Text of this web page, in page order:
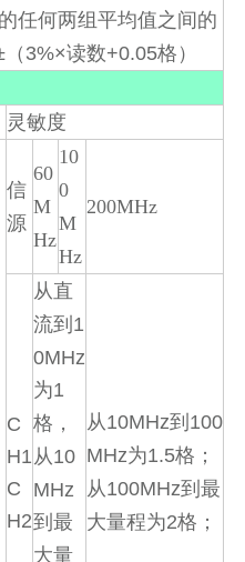
任何两组平均值之间的
（ 3%×读数+0.05格）
灵敏度
信
源
60
M
Hz
10
0
M
Hz
200MHz
C
H1
C
H2
从直
流到 1
0MHz
为1
格，
从10
MHz
到最
大量
从10MHz到 100
MHz为1.5格；
从100MHz到最
大量程为2格；